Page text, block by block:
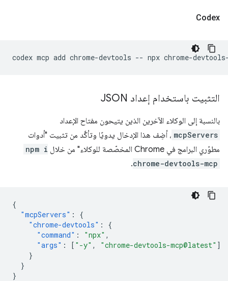
Codex
codex mcp add chrome-devtools -- npx
التثبيت باستخدام إعداد JSON
بالنسبة إلى الوكلاء الآخرين الذين يتيحون مفتاح الإعداد
mcpServers ، أضِف هذا الإدخال يدويًا وتأكَّد من تثبيت "أدوات
مطوّري البرامج في Chrome المخصّصة للوكلاء" من خلال
npm i
chrome-devtools-mcp
.
{
"mcpServers" :
{
"chrome-devtools" :
{
"command" : "npx" ,
"args" : [ "-y" , "chrome-devtools-mcp@latest" ]
}
}
}